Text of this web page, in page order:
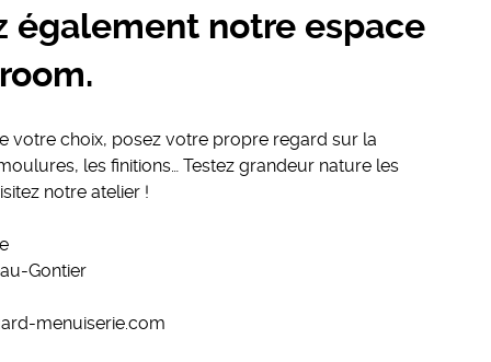
également notre espace
votre choix, posez votre propre regard sur la
les finitions… Testez grandeur nature les
notre atelier !
Gontier
menuiserie.com